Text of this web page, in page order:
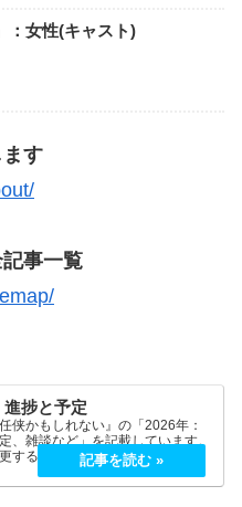
：女性(キャスト)
す
事一覧
進捗と予定
侠かもしれない』の「2026年：
、雑談など」を記載しています。
することが、よくあります。
年5月21日（木）『プロミス・マ
ェンシー』良かったです！世界観